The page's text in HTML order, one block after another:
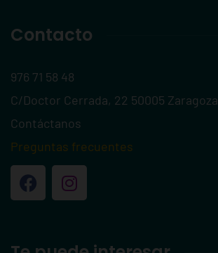
Contacto
976 71 58 48
C/Doctor Cerrada, 22 50005 Zaragoza
Contáctanos
Preguntas frecuentes